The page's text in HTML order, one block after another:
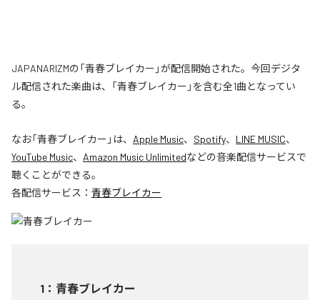
JAPANARIZMの「青春ブレイカー」が配信開始された。今回デジタ
ル配信された楽曲は、「青春ブレイカー」を含む全1曲となってい
る。
なお「青春ブレイカー 」は、 Apple Music、 Spotify、 LINE MUSIC、
YouTube Music、 Amazon Music Unlimitedなどの音楽配信サービスで
聴くことができる。
各配信サービス： 青春ブレイカー
1 ： 青春ブレイカー